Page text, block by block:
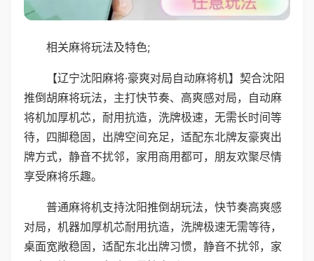
相关麻将玩法及特色;
【辽宁沈阳麻将·豪爽对局自动麻将机】契合沈阳
推倒胡麻将玩法，主打快节奏、高爽感对局，自动麻
将机加厚机芯，耐用抗造，洗牌极速，无需长时间等
待，四脚稳固，出牌空间充足，适配东北牌友豪爽出
牌方式，静音不扰邻，家用商用都可，朋友欢聚尽情
享受麻将乐趣。
普通麻将机支持沈阳推倒胡玩法，快节奏高爽感
对局，机器加厚机芯耐用抗造，洗牌极速无需等待，
桌面宽敞稳固，适配东北出牌习惯，静音不扰邻，家